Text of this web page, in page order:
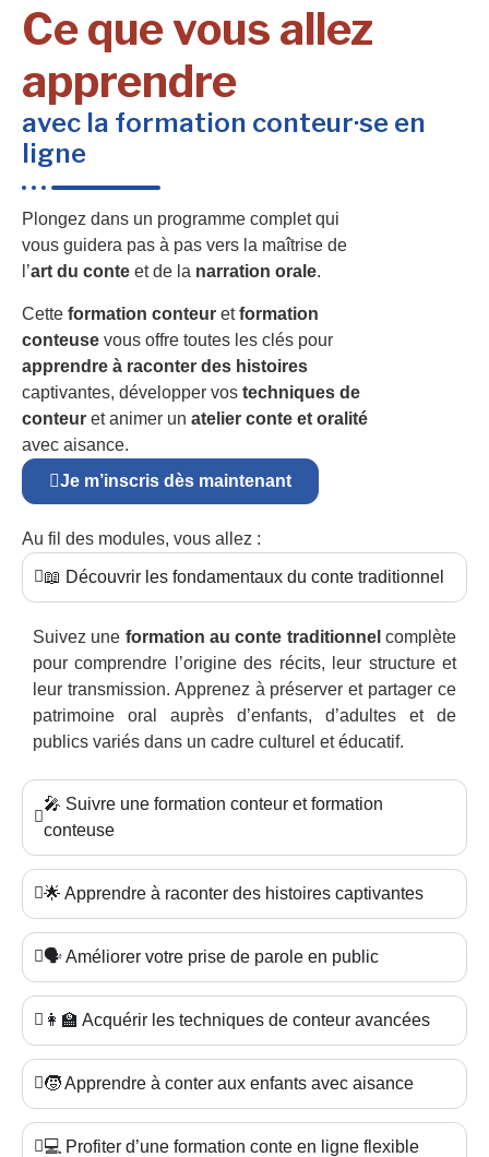
Ce que vous allez
apprendre
avec la formation conteur·se en
ligne
Plongez dans un programme complet qui
vous guidera pas à pas vers la maîtrise de
l’art du conte et de la narration orale.
Cette formation conteur etformation
conteuse vous offre toutes les clés pour
apprendre à raconter des histoires
captivantes, développer vos techniques de
conteur et animer un atelier conte et oralité
avec aisance.
Je m’inscris dès maintenant
Au fil des modules, vous allez :
📖 Découvrir les fondamentaux du conte traditionnel
Suivez une formation au conte traditionnel complète
pour comprendre l’origine des récits, leur structure et
leur transmission. Apprenez à préserver et partager ce
patrimoine oral auprès d’enfants, d’adultes et de
publics variés dans un cadre culturel et éducatif.
🎤 Suivre une formation conteur et formation
conteuse
🌟 Apprendre à raconter des histoires captivantes
🗣️ Améliorer votre prise de parole en public
👩‍🏫 Acquérir les techniques de conteur avancées
🧒 Apprendre à conter aux enfants avec aisance
💻 Profiter d’une formation conte en ligne flexible